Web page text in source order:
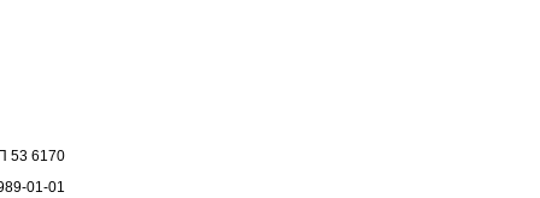
53 6170
01-01